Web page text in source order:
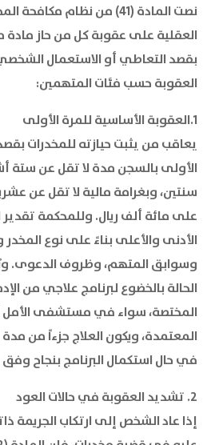
نصت المادة (41) من نظام
العقلية على عقوبة كل من حاز مادة
بقصد التعاطي أو الاستعمال
العقوبة حسب فئات المتهمين:
1.العقوبة الأساسية للمرة الأولى
يعاقب من يثبت حيازته للمخدرات
الأولى بالسجن مدة لا تقل عن ستة
سنتين، وبغرامة مالية لا تقل عن
على مائة ألف ريال. وللمحكمة تقدير
الأدنى والأعلى بناءً على نوع
وسوابق المتهم، وظروف الدعوى.
الحالة بالخضوع لبرنامج علاجي من
المختصة، سواء في مستشفى الأمل
المعتمدة، ويكون العلاج جزءاً من
في حال استكمال البرنامج بنجاح وفق
2. تشديد العقوبة في حالات العود
إذا عاد الشخص إلى ارتكاب الجريمة